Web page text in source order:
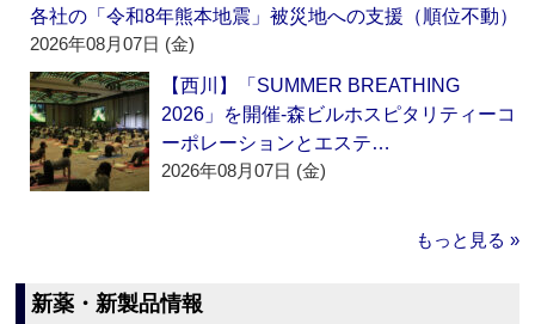
各社の「令和8年熊本地震」被災地への支援（順位不動）
2026年08月07日 (金)
【西川】「SUMMER BREATHING
2026」を開催‐森ビルホスピタリティーコ
ーポレーションとエステ…
2026年08月07日 (金)
もっと見る »
新薬・新製品情報